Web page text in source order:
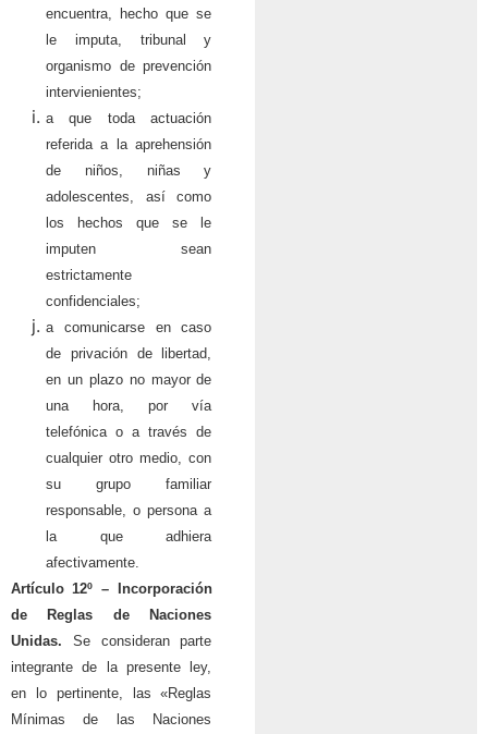
encuentra, hecho que se
le imputa, tribunal y
organismo de prevención
intervienientes;
a que toda actuación
referida a la aprehensión
de niños, niñas y
adolescentes, así como
los hechos que se le
imputen sean
estrictamente
confidenciales;
a comunicarse en caso
de privación de libertad,
en un plazo no mayor de
una hora, por vía
telefónica o a través de
cualquier otro medio, con
su grupo familiar
responsable, o persona a
la que adhiera
afectivamente.
Artículo 12º –
Incorporación
de Reglas de Naciones
Unidas. Se consideran parte
integrante de la presente ley,
en lo pertinente, las «Reglas
Mínimas de las Naciones